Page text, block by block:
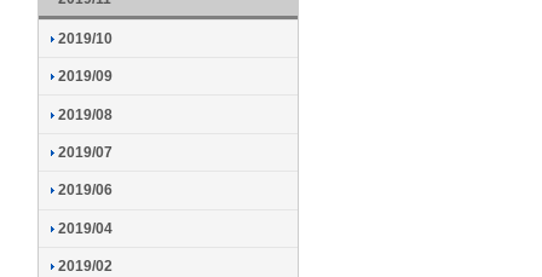
2019/10
2019/09
2019/08
2019/07
2019/06
2019/04
2019/02